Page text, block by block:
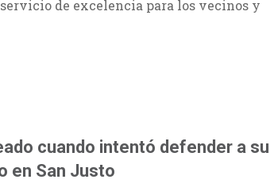
de excelencia para los vecinos y
cuando intentó defender a su
en San Justo